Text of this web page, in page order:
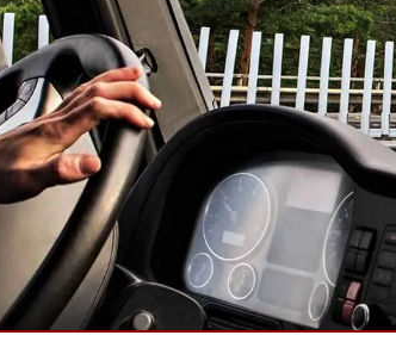
ATEX等級工業電